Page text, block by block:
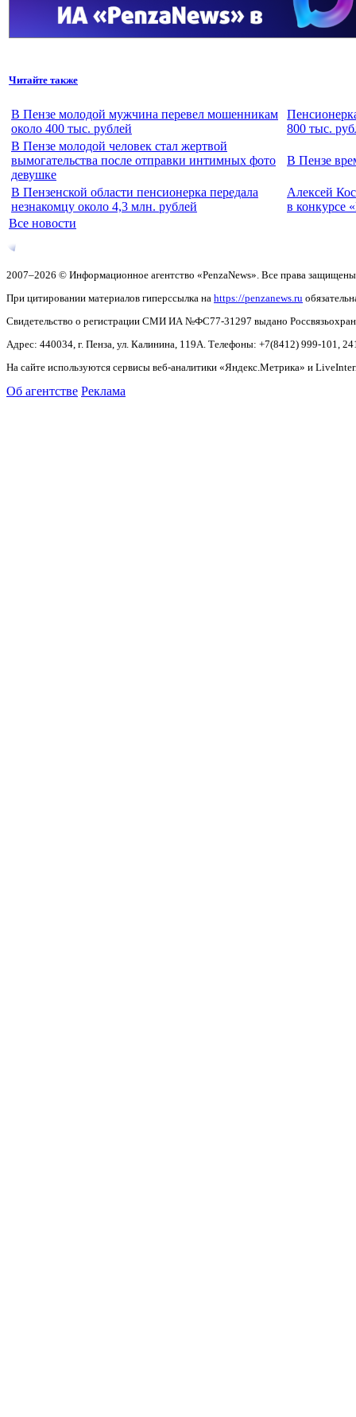
Читайте также
В Пензе молодой мужчина перевел мошенникам
около 400 тыс. рублей
800 тыс.
В Пензе молодой человек стал жертвой
вымогательства после отправки интимных фото
девушке
В Пензе
В Пензенской области пенсионерка передала
незнакомцу около 4,3 млн. рублей
Алексей
в конкурсе
Все новости
2007–2026 © Информационное агентство «PenzaNews». Все права
При цитировании материалов гиперссылка на https://penzanews.ru
Свидетельство о регистрации СМИ ИА №ФС77-31297 выдано
Адрес: 440034, г. Пенза, ул. Калинина, 119А. Телефоны: +7(8412) 999-101,
На сайте используются сервисы веб-аналитики «Яндекс.Метрика» и
Об агентстве Реклама